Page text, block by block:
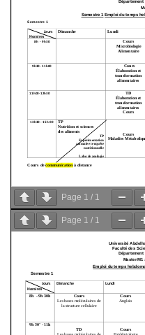
Page 1 / 1
Page 1 / 1